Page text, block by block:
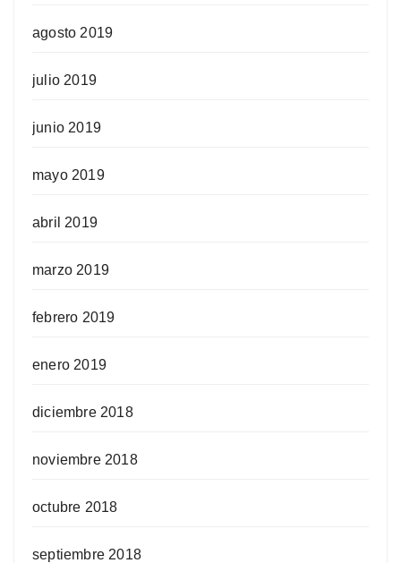
agosto 2019
julio 2019
junio 2019
mayo 2019
abril 2019
marzo 2019
febrero 2019
enero 2019
diciembre 2018
noviembre 2018
octubre 2018
septiembre 2018